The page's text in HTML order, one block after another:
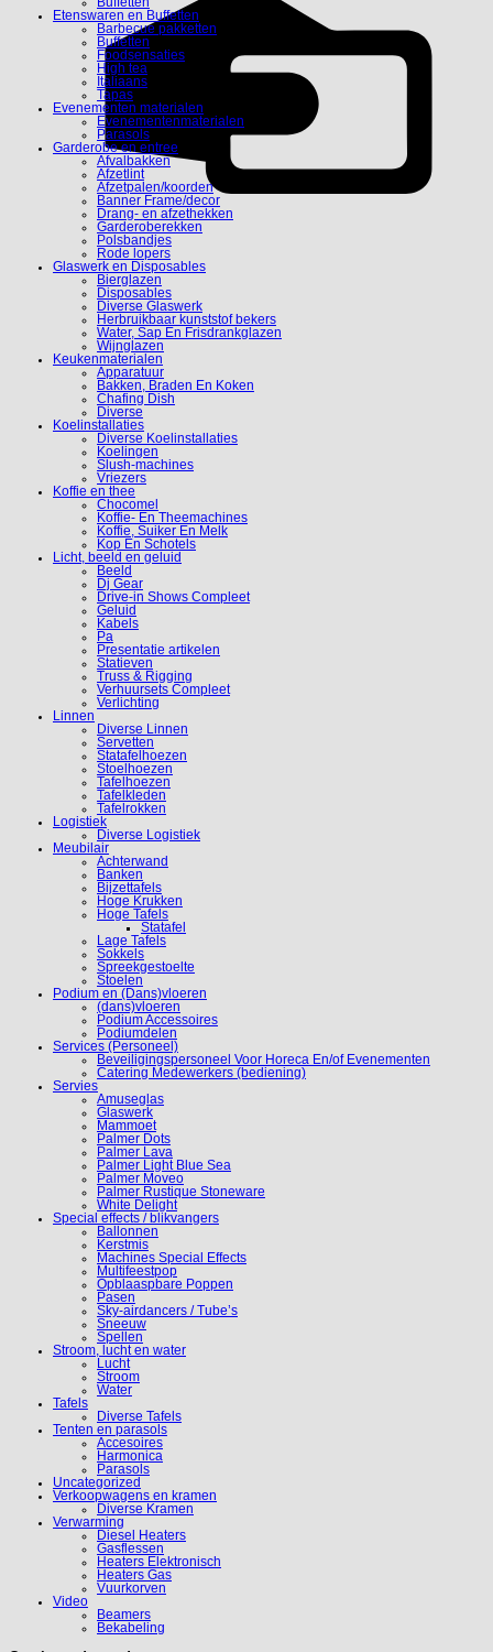
Etenswaren en Buffetten
Barbecue pakketten
Buffetten
Foodsensaties
High tea
Italiaans
Tapas
Evenementen materialen
Evenementenmaterialen
Parasols
Garderobe en entree
Afvalbakken
Afzetlint
Afzetpalen/koorden
Banner Frame/decor
Drang- en afzethekken
Garderoberekken
Polsbandjes
Rode lopers
Glaswerk en Disposables
Bierglazen
Disposables
Diverse Glaswerk
Herbruikbaar kunststof bekers
Water, Sap En Frisdrankglazen
Wijnglazen
Keukenmaterialen
Apparatuur
Bakken, Braden En Koken
Chafing Dish
Diverse
Koelinstallaties
Diverse Koelinstallaties
Koelingen
Slush-machines
Vriezers
Koffie en thee
Chocomel
Koffie- En Theemachines
Koffie, Suiker En Melk
Kop En Schotels
Licht, beeld en geluid
Beeld
Dj Gear
Drive-in Shows Compleet
Geluid
Kabels
Pa
Presentatie artikelen
Statieven
Truss & Rigging
Verhuursets Compleet
Verlichting
Linnen
Diverse Linnen
Servetten
Statafelhoezen
Stoelhoezen
Tafelhoezen
Tafelkleden
Tafelrokken
Logistiek
Diverse Logistiek
Meubilair
Achterwand
Banken
Bijzettafels
Hoge Krukken
Hoge Tafels
Statafel
Lage Tafels
Sokkels
Spreekgestoelte
Stoelen
Podium en (Dans)vloeren
(dans)vloeren
Podium Accessoires
Podiumdelen
Services (Personeel)
Beveiligingspersoneel Voor Horeca En/of Evenementen
Catering Medewerkers (bediening)
Servies
Amuseglas
Glaswerk
Mammoet
Palmer Dots
Palmer Lava
Palmer Light Blue Sea
Palmer Moveo
Palmer Rustique Stoneware
White Delight
Special effects / blikvangers
Ballonnen
Kerstmis
Machines Special Effects
Multifeestpop
Opblaaspbare Poppen
Pasen
Sky-airdancers / Tube’s
Sneeuw
Spellen
Stroom, lucht en water
Lucht
Stroom
Water
Tafels
Diverse Tafels
Tenten en parasols
Accesoires
Harmonica
Parasols
Uncategorized
Verkoopwagens en kramen
Diverse Kramen
Verwarming
Diesel Heaters
Gasflessen
Heaters Elektronisch
Heaters Gas
Vuurkorven
Video
Beamers
Bekabeling